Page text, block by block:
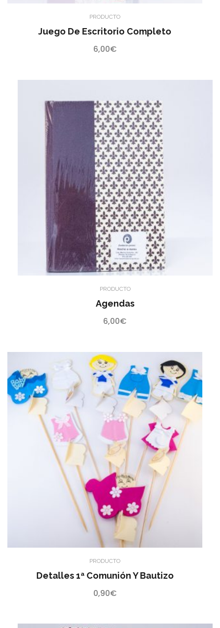
PRODUCTO
Juego De Escritorio Completo
6,00€
PRODUCTO
Agendas
6,00€
PRODUCTO
Detalles 1ª Comunión Y Bautizo
0,90€